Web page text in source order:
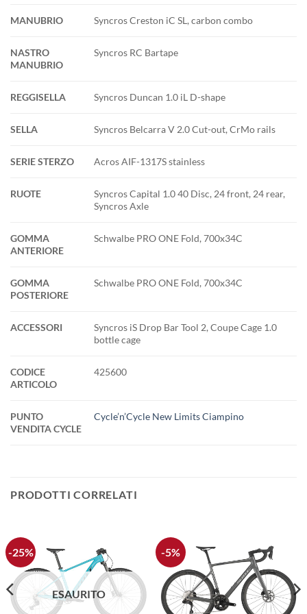
MANUBRIO Syncros Creston iC SL, carbon combo
NASTRO
MANUBRIO
Syncros RC Bartape
REGGISELLA Syncros Duncan 1.0 iL D-shape
SELLA Syncros Belcarra V 2.0 Cut-out, CrMo rails
SERIE STERZO Acros AIF-1317S stainless
RUOTE
Syncros Capital 1.0 40 Disc, 24 front, 24 rear,
Syncros Axle
GOMMA
ANTERIORE
Schwalbe PRO ONE Fold, 700x34C
GOMMA
POSTERIORE
Schwalbe PRO ONE Fold, 700x34C
ACCESSORI
Syncros iS Drop Bar Tool 2, Coupe Cage 1.0
bottle cage
CODICE
ARTICOLO
425600
PUNTO
VENDITA CYCLE
Cycle’n’Cycle New Limits Ciampino
PRODOTTI CORRELATI
-25%
ESAURITO
-5%